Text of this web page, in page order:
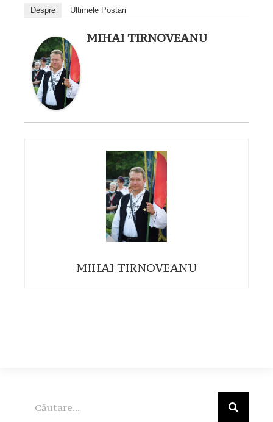
Despre Ultimele Postari
MIHAI TIRNOVEANU
MIHAI TIRNOVEANU